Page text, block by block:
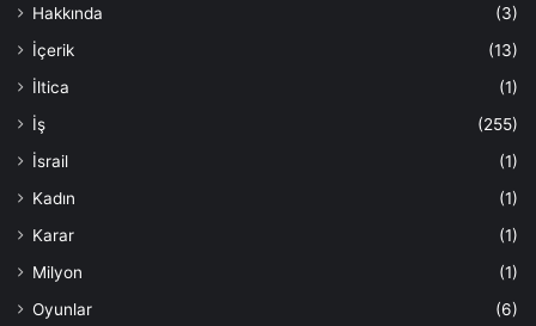
Hakkında
(3)
İçerik
(13)
İltica
(1)
İş
(255)
İsrail
(1)
Kadın
(1)
Karar
(1)
Milyon
(1)
Oyunlar
(6)